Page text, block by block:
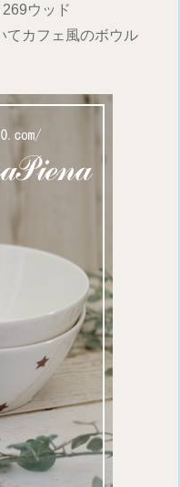
ウッド
てカフェ風のボウル